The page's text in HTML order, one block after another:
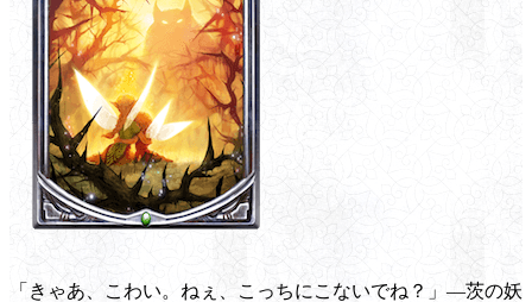
「きゃあ、こわい。ねぇ、こっちにこないでね？」―茨の妖